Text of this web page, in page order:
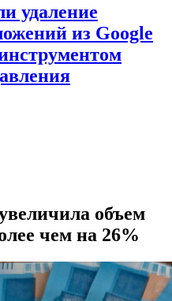
удаление
из Google
объем
чем на 26%